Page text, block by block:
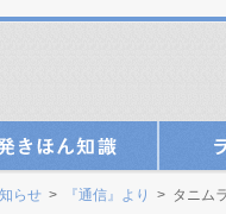
らせ > 『通信』より > タニム